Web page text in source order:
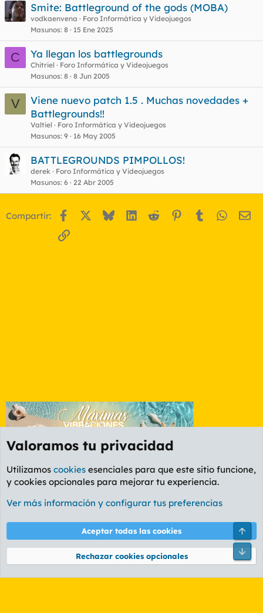
Smite: Battleground of the gods (MOBA)
vodkaenvena
Foro Informática y Videojuegos
Masunos 8 15 Ene 2025
C Ya llegan los battlegrounds
Chitriel
Foro Informática y Videojuegos
Masunos 8 8 Jun 2005
V
Viene nuevo patch 1.5 . Muchas novedades +
Battlegrounds!!
Valtiel
Foro Informática y Videojuegos
Masunos 9 16 May 2005
BATTLEGROUNDS PIMPOLLOS!
derek
Foro Informática y Videojuegos
Masunos 6 22 Abr 2005
Compartir: Facebook BlueskyLinkedIn
Reddit Pinterest
Tumblr
Enlace
Foro Informática y Videojuegos
Cookies
PL OLDSTYLE AMARILLO
Términos y reglas Política de privacidad Ayuda
Community platform by XenForo® © 2010-2026 XenForo Ltd.
Valoramos tu privacidad
Utilizamos cookies esenciales para que este sitio funcione,
y cookies opcionales para mejorar tu experiencia.
Ver más información y configurar tus preferencias
Aceptar todas las cookies
Rechazar cookies opcionales
Pie